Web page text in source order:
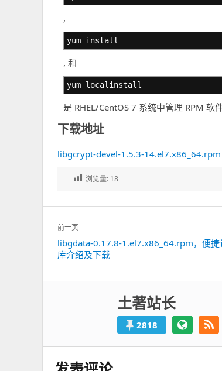
,
yum install
, 和
yum localinstall
是 RHEL/CentOS 7 系统中管理 RPM 软
下载地址
libgcrypt-devel-1.5.3-14.el7.x86_64.rpm
浏览量: 18
文
章
导
前一页
上
一
libgdata-0.17.8-1.el7.x86_64.rpm，便捷
库介绍及下载
土著站长
2818